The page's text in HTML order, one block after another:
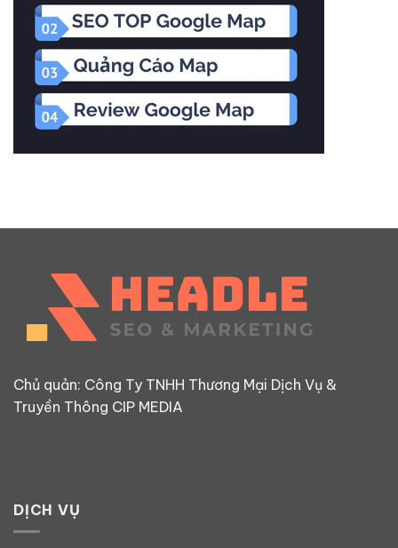
Chủ quản: Công Ty TNHH Thương Mại Dịch Vụ &
Truyền Thông CIP MEDIA
DỊCH VỤ